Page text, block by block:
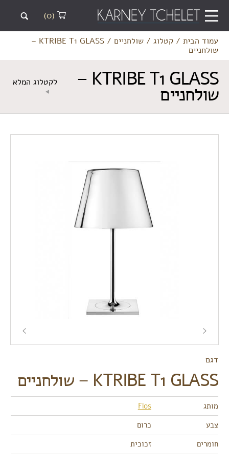
(0)
עמוד הבית/ קטלוג/ שולחניים/
KTRIBE T1 GLASS –
שולחניים
KTRIBE T1 GLASS –
שולחניים לקטלוג המלא
דגם
KTRIBE T1 GLASS – שולחניים
מותג
Flos
צבע
כרום
חומרים
זכוכית